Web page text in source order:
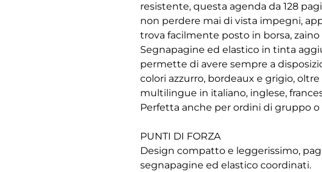
resistente, questa agenda da 128
non perdere mai di vista impegni,
trova facilmente posto in borsa,
Segnapagine ed elastico in tinta
permette di avere sempre a
colori azzurro, bordeaux e grigio,
multilingue in italiano, inglese,
Perfetta anche per ordini di gruppo
PUNTI DI FORZA
Design compatto e leggerissimo,
segnapagine ed elastico coordinati.